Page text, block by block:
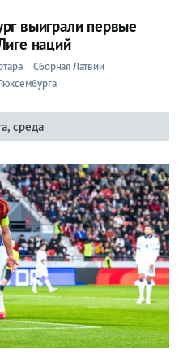
выиграли первые
наций
Сборная Латвии
среда